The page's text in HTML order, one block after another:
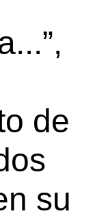
de
su